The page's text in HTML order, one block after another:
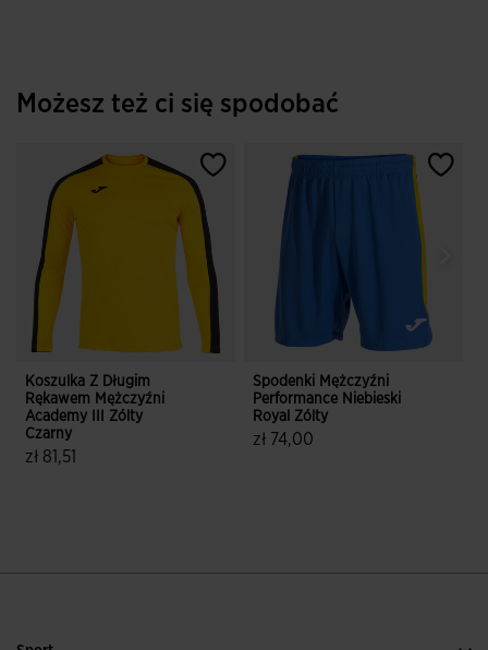
Możesz też ci się spodobać
Koszulka Z Długim
Rękawem Mężczyźni
Academy III Zólty
Czarny
zł 81,51
Spodenki Mężczyźni
Performance Niebieski
Royal Zólty
zł 74,00